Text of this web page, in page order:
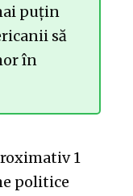
puțin
să
în
1
politice